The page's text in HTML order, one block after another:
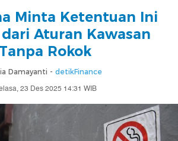
Minta Ketentuan Ini
Aturan Kawasan
Tanpa Rokok
Damayanti - detikFinance
23 Des 2025 14:31 WIB